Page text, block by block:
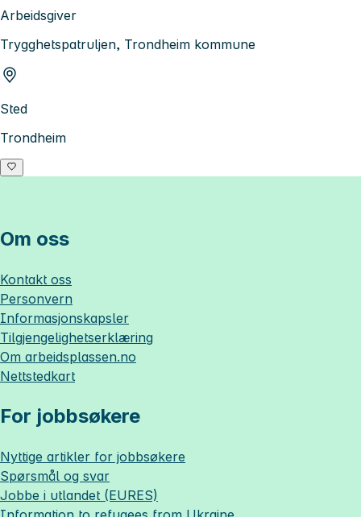
Arbeidsgiver
Trygghetspatruljen, Trondheim kommune
Sted
Trondheim
Om oss
Kontakt oss
Personvern
Informasjonskapsler
Tilgjengelighetserklæring
Om arbeidsplassen.no
Nettstedkart
For jobbsøkere
Nyttige artikler for jobbsøkere
Spørsmål og svar
Jobbe i utlandet (EURES)